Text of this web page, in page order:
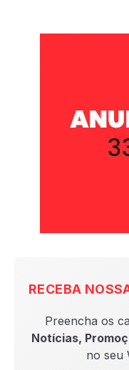
RECEBA
Preencha os
Notícias,
no seu